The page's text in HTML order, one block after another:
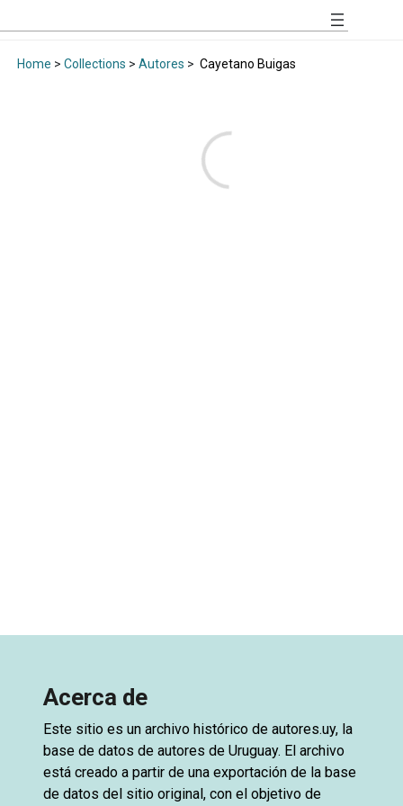
Home > Collections > Autores > Cayetano Buigas
Acerca de
Este sitio es un archivo histórico de autores.uy, la
base de datos de autores de Uruguay. El archivo
está creado a partir de una exportación de la base
de datos del sitio original, con el objetivo de